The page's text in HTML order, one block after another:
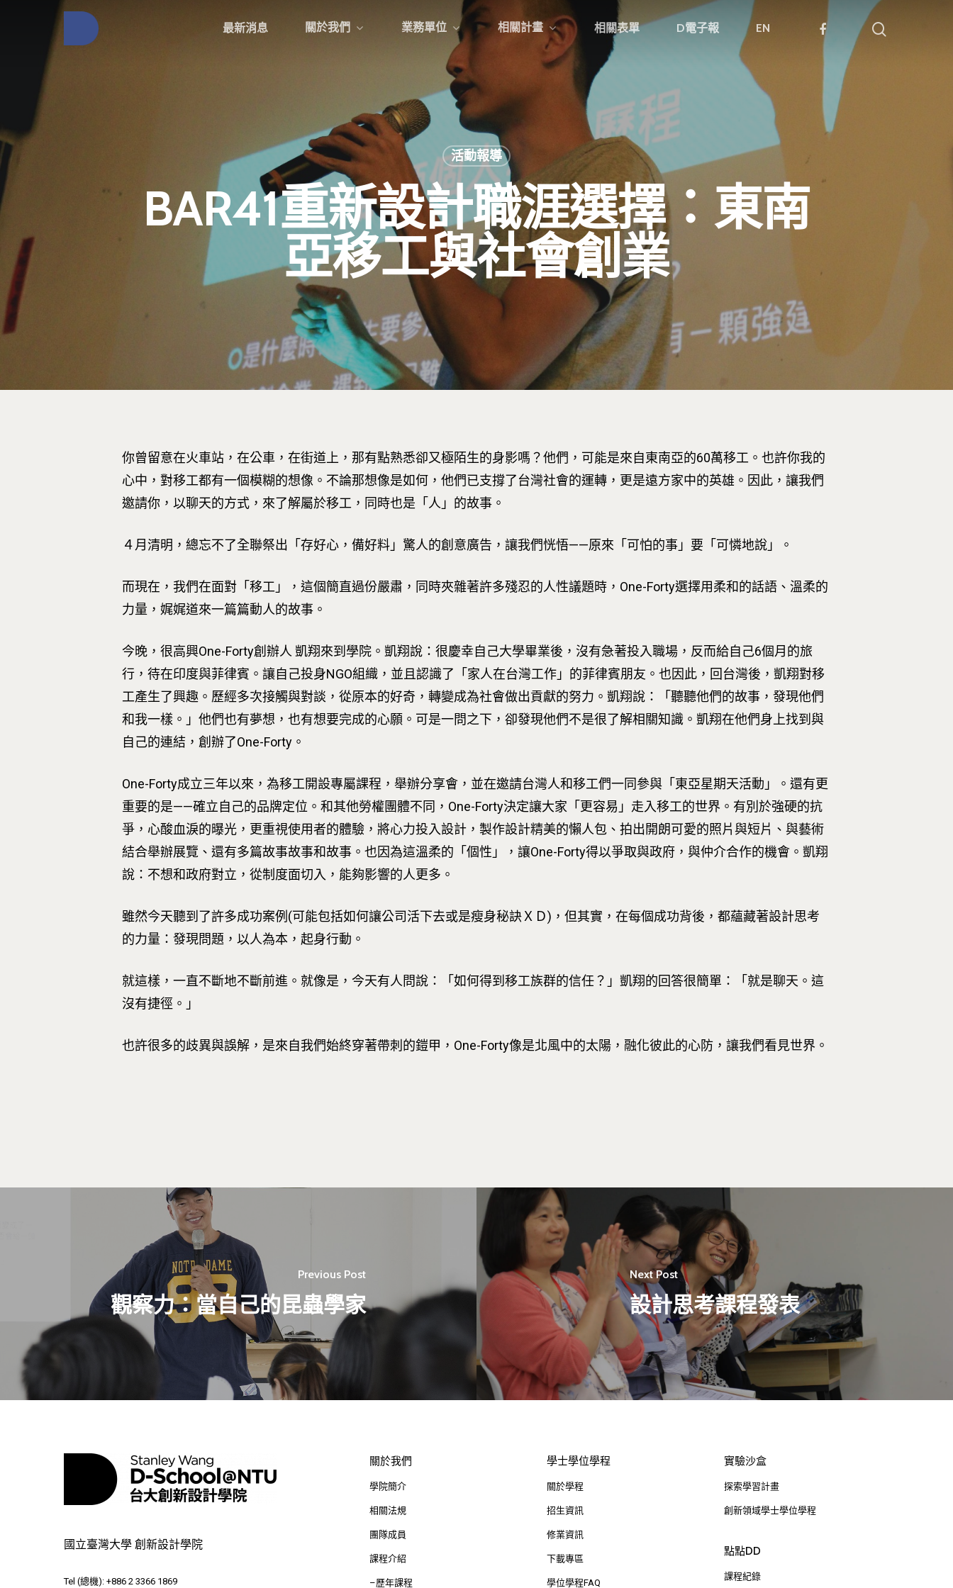
按下Enter開始搜尋，或Esc關閉跳窗
最新消息 關於我們 業務單位 相關計畫 相關表單 D電子報 EN
活動報導
BAR41重新設計職涯選擇：東南
亞移工與社會創業
你曾留意在火車站，在公車，在街道上，那有點熟悉卻又極陌生的身影嗎？他們，可能是來自東南亞的60萬移工。也許你我的
心中，對移工都有一個模糊的想像。不論那想像是如何，他們已支撐了台灣社會的運轉，更是遠方家中的英雄。因此，讓我們
邀請你，以聊天的方式，來了解屬於移工，同時也是「人」的故事。
４月清明，總忘不了全聯祭出「存好心，備好料」驚人的創意廣告，讓我們恍悟——原來「可怕的事」要「可憐地說」。
而現在，我們在面對「移工」，這個簡直過份嚴肅，同時夾雜著許多殘忍的人性議題時，One-Forty選擇用柔和的話語、溫柔的
力量，娓娓道來一篇篇動人的故事。
今晚，很高興One-Forty創辦人 凱翔來到學院。凱翔說：很慶幸自己大學畢業後，沒有急著投入職場，反而給自己6個月的旅
行，待在印度與菲律賓。讓自己投身NGO組織，並且認識了「家人在台灣工作」的菲律賓朋友。也因此，回台灣後，凱翔對移
工產生了興趣。歷經多次接觸與對談，從原本的好奇，轉變成為社會做出貢獻的努力。凱翔說：「聽聽他們的故事，發現他們
和我一樣。」他們也有夢想，也有想要完成的心願。可是一問之下，卻發現他們不是很了解相關知識。凱翔在他們身上找到與
自己的連結，創辦了One-Forty。
One-Forty成立三年以來，為移工開設專屬課程，舉辦分享會，並在邀請台灣人和移工們一同參與「東亞星期天活動」。還有更
重要的是——確立自己的品牌定位。和其他勞權團體不同，One-Forty決定讓大家「更容易」走入移工的世界。有別於強硬的抗
爭，心酸血淚的曝光，更重視使用者的體驗，將心力投入設計，製作設計精美的懶人包、拍出開朗可愛的照片與短片、與藝術
結合舉辦展覽、還有多篇故事故事和故事。也因為這溫柔的「個性」，讓One-Forty得以爭取與政府，與仲介合作的機會。凱翔
說：不想和政府對立，從制度面切入，能夠影響的人更多。
雖然今天聽到了許多成功案例(可能包括如何讓公司活下去或是瘦身秘訣ＸＤ)，但其實，在每個成功背後，都蘊藏著設計思考
的力量：發現問題，以人為本，起身行動。
就這樣，一直不斷地不斷前進。就像是，今天有人問說：「如何得到移工族群的信任？」凱翔的回答很簡單：「就是聊天。這
沒有捷徑。」
也許很多的歧異與誤解，是來自我們始終穿著帶刺的鎧甲，One-Forty像是北風中的太陽，融化彼此的心防，讓我們看見世界。
Previous Post
觀察力：當自己的昆蟲學家
Next Post
設計思考課程發表
國立臺灣大學 創新設計學院
Tel (總機): +886 2 3366 1869
關於我們
學院簡介
相關法規
團隊成員
課程介紹
–歷年課程
學士學位學程
關於學程
招生資訊
修業資訊
下載專區
學位學程FAQ
實驗沙盒
探索學習計畫
創新領域學士學位學程
點點DD
課程紀錄
Tel : +886 2 3366 1869
Room 409, Building for Research